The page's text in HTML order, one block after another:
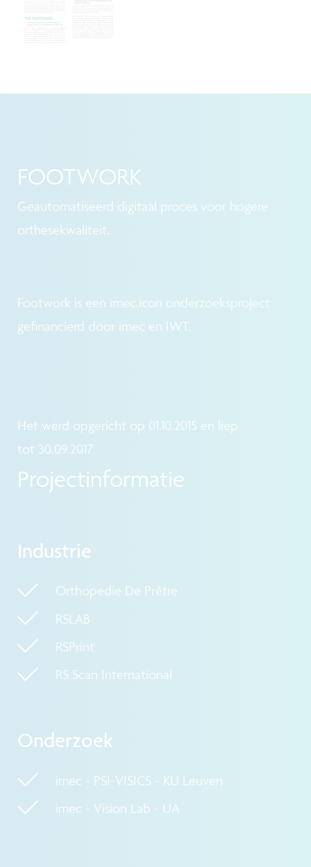
FOOTWORK
Geautomatiseerd digitaal proces voor hogere
orthesekwaliteit.
Footwork is een imec.icon onderzoeksproject
gefinancierd door imec en IWT.
Het werd opgericht op 01.10.2015 en liep
tot 30.09.2017.
Projectinformatie
Industrie
Orthopedie De Prêtre
RSLAB
RSPrint
RS Scan International
Onderzoek
imec - PSI-VISICS - KU Leuven
imec - Vision Lab - UA